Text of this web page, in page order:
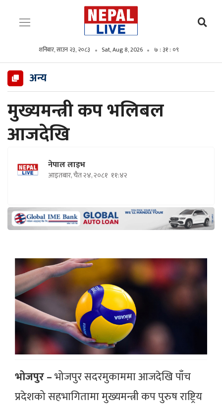
शनिबार, साउन २३, २०८३ Sat, Aug 8, 2026 ७ : ३१ : १०
अन्य
मुख्यमन्त्री कप भलिबल
आजदेखि
नेपाल लाइभ
आइतबार, चैत २४, २०८१ ११:४२
भोजपुर –भोजपुर सदरमुकाममा आजदेखि पाँच
प्रदेशको सहभागितामा मुख्यमन्त्री कप पुरुष राष्ट्रिय